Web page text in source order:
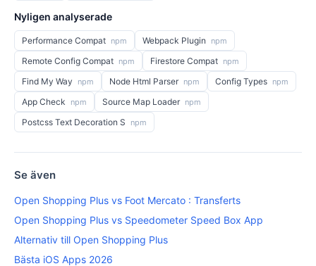
Nyligen analyserade
Performance Compat npm Webpack Plugin npm
Remote Config Compat npm Firestore Compat npm
Find My Way npm Node Html Parser npm Config Types npm
App Check npm Source Map Loader npm
Postcss Text Decoration S npm
Se även
Open Shopping Plus vs Foot Mercato : Transferts
Open Shopping Plus vs Speedometer Speed Box App
Alternativ till Open Shopping Plus
Bästa iOS Apps 2026